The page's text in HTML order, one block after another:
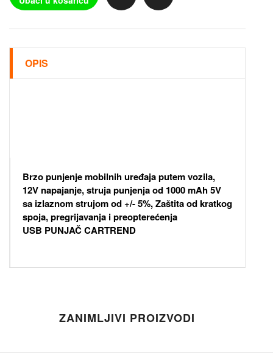
OPIS
Brzo punjenje mobilnih uređaja putem vozila,
12V napajanje, struja punjenja od 1000 mAh 5V
sa izlaznom strujom od +/- 5%, Zaštita od kratkog
spoja, pregrijavanja i preopterećenja
USB PUNJAČ CARTREND
ZANIMLJIVI PROIZVODI